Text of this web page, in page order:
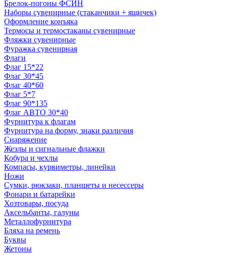
Брелок-погоны ФСИН
Наборы сувенирные (стаканчики + ящичек)
Оформление конъяка
Термосы и термостаканы сувенирные
Фляжки сувенирные
Фуражка сувенирная
Флаги
Флаг 15*22
Флаг 30*45
Флаг 40*60
Флаг 5*7
Флаг 90*135
Флаг АВТО 30*40
Фурнитура к флагам
Фурнитура на форму, знаки различия
Снаряжение
Жезлы и сигнальные флажки
Кобура и чехлы
Компасы, курвиметры, линейки
Ножи
Сумки, рюкзаки, планшеты и несессеры
Фонари и батарейки
Хозтовары, посуда
Аксельбанты, галуны
Металлофурнитура
Бляха на ремень
Буквы
Жетоны